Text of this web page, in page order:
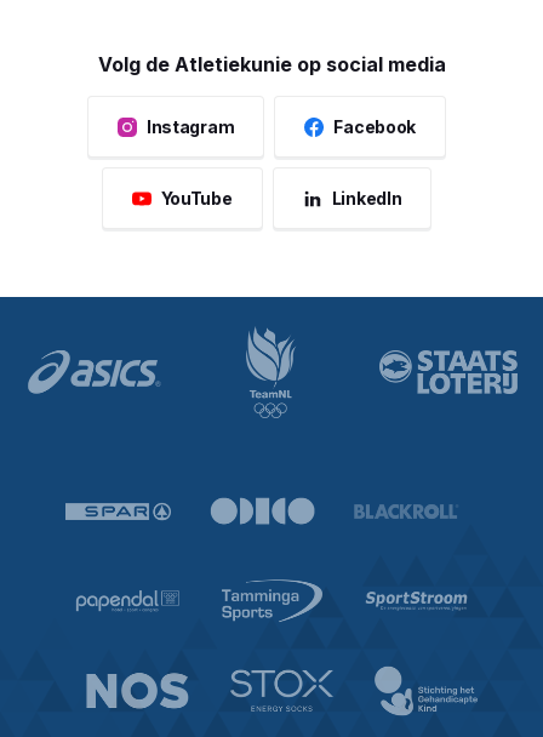
Volg de Atletiekunie op social media
Instagram Facebook
YouTube LinkedIn